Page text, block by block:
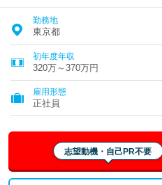
勤務地
東京都
初年度年収
320万～370万円
雇用形態
正社員
志望動機・自己PR不要